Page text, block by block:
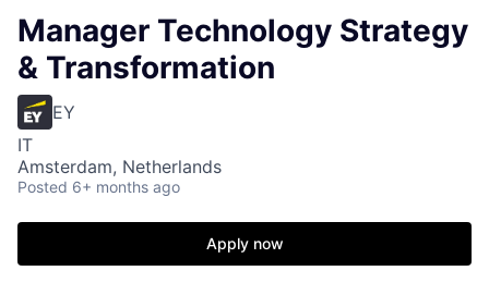
Manager Technology Strategy
& Transformation
EY
IT
Amsterdam, Netherlands
Posted 6+ months ago
Apply now